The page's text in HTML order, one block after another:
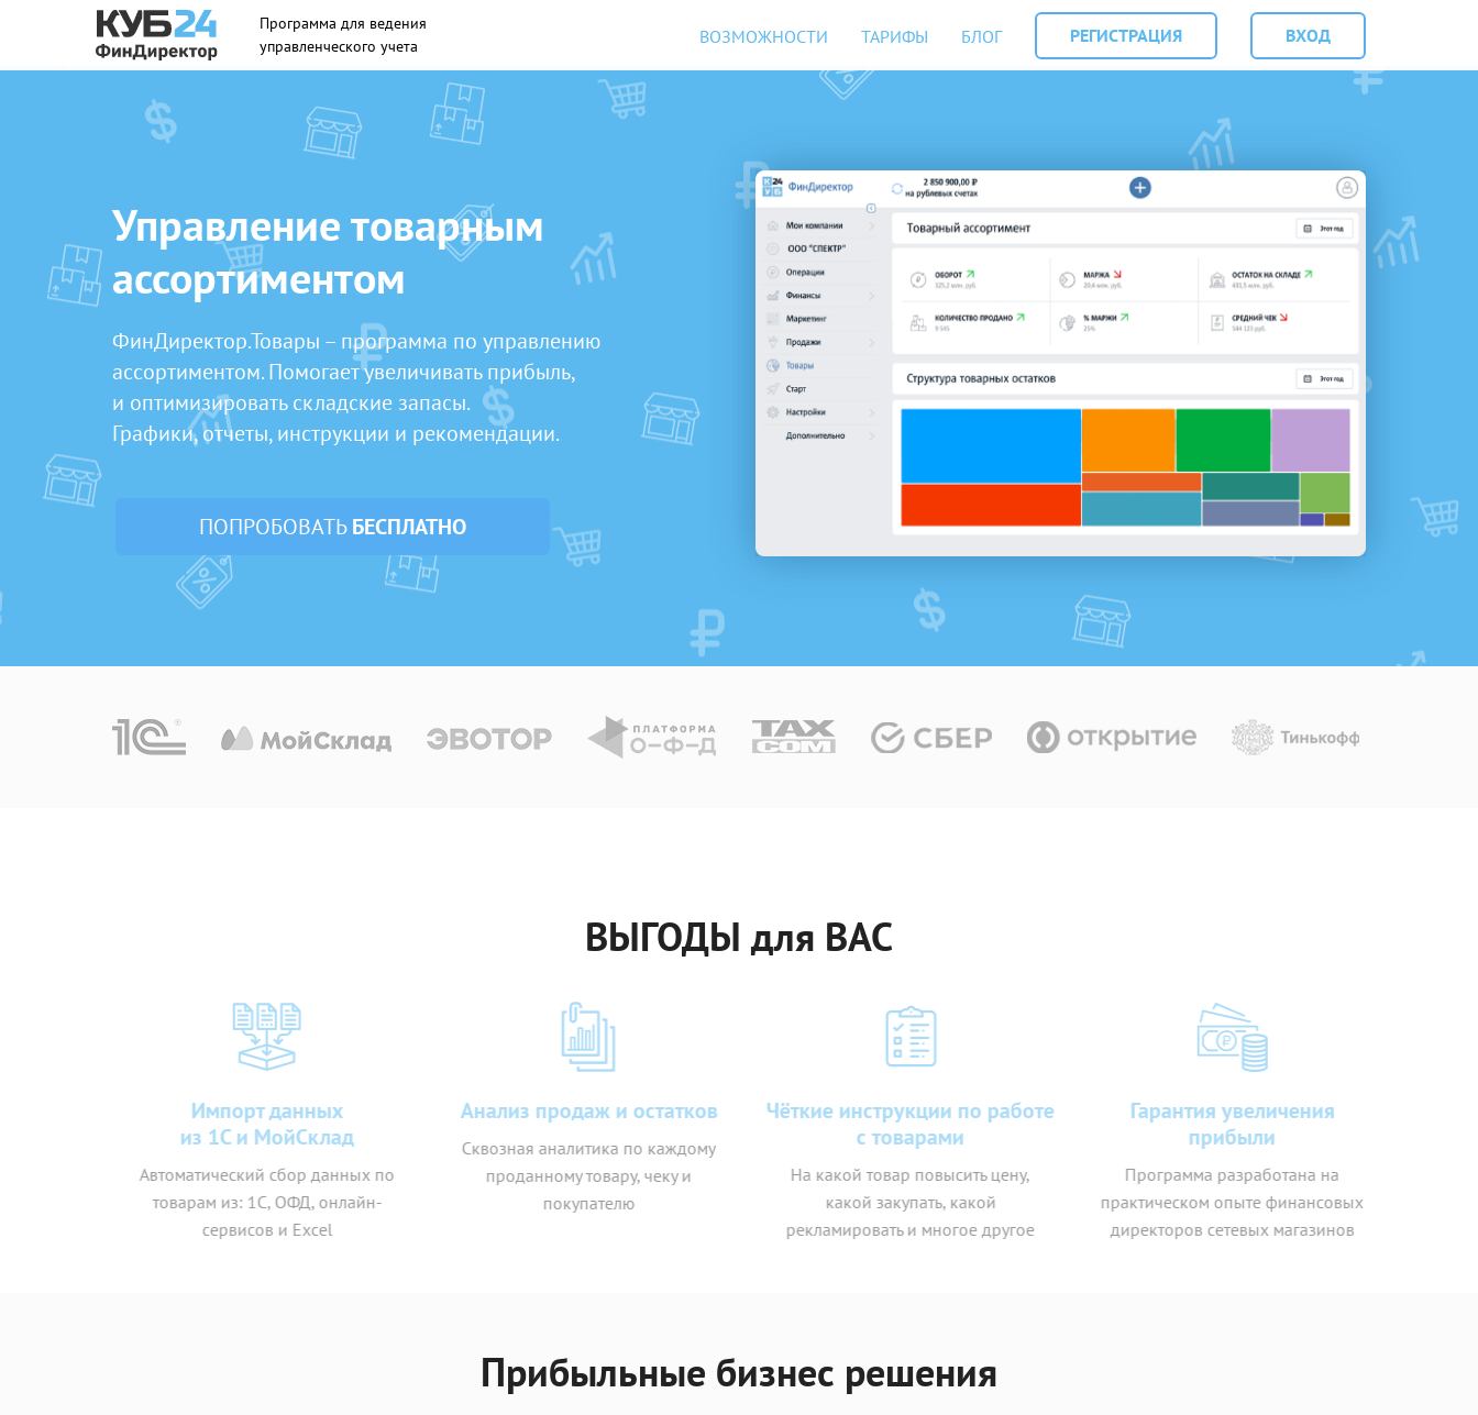
Программа для ведения
управленческого учета
ВОЗМОЖНОСТИ ТАРИФЫ БЛОГ РЕГИСТРАЦИЯ ВХОД
Управление товарным
ассортиментом
ФинДиректор.Товары – программа по управлению
ассортиментом. Помогает увеличивать прибыль,
и оптимизировать складские запасы.
Графики, отчеты, инструкции и рекомендации.
ПОПРОБОВАТЬБЕСПЛАТНО
ВЫГОДЫ для ВАС
Импорт данных
из 1С и МойСклад
Автоматический сбор данных по
товарам из: 1С, ОФД, онлайн-
сервисов и Excel
Анализ продаж и остатков
Сквозная аналитика по каждому
проданному товару, чеку и
покупателю
Чёткие инструкции по работе
с товарами
На какой товар повысить цену,
какой закупать, какой
рекламировать и многое другое
Гарантия увеличения
прибыли
Программа разработана на
практическом опыте финансовых
директоров сетевых магазинов
Прибыльные бизнес решения